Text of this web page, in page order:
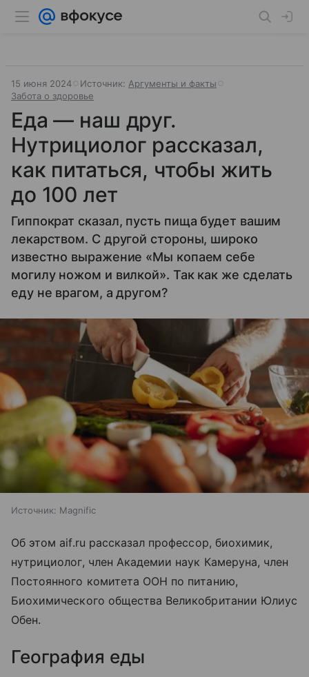
15 июня 2024 Источник: Аргументы и факты
Забота о здоровье
Еда — наш друг.
Нутрициолог рассказал,
как питаться, чтобы жить
до 100 лет
Гиппократ сказал, пусть пища будет вашим
лекарством. С другой стороны, широко
известно выражение «Мы копаем себе
могилу ножом и вилкой». Так как же сделать
еду не врагом, а другом?
Источник: Magnific
Об этом aif.ru рассказал профессор, биохимик,
нутрициолог, член Академии наук Камеруна, член
Постоянного комитета ООН по питанию,
Биохимического общества Великобритании Юлиус
Обен.
География еды